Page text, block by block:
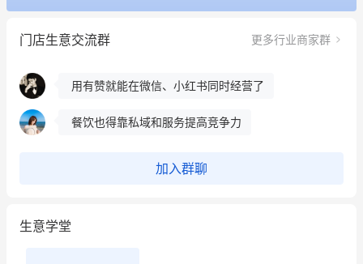
门店生意交流群 更多行业商家群
冰墩墩货源充足需要的联系我
这个营销策划案例推荐大家看一下
用有赞就能在微信、小红书同时经营了
餐饮也得靠私域和服务提高竞争力
加入群聊
生意学堂